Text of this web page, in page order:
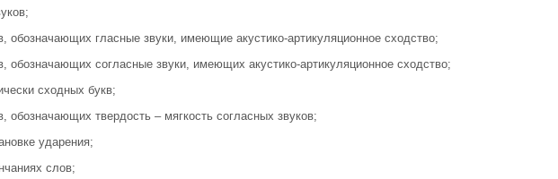
обозначающих гласные звуки, имеющие акустико-артикуляционное сходство;
обозначающих согласные звуки, имеющих акустико-артикуляционное сходство;
сходных букв;
обозначающих твердость – мягкость согласных звуков;
ударения;
слов;